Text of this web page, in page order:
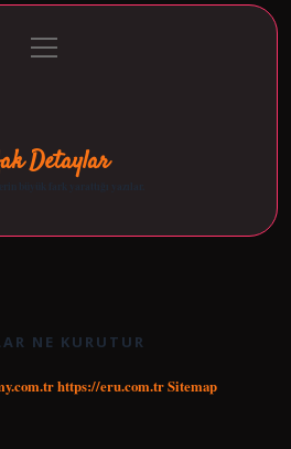
Politikası
menüyü
aç
Detaylar
büyük fark yarattığı yazılar.
NE KURUTUR
https://eru.com.trSitemap